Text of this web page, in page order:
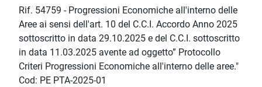
Rif. 54759 - Progressioni Economiche all'interno delle
Aree ai sensi dell'art. 10 del C.C.I. Accordo Anno 2025
sottoscritto in data 29.10.2025 e del C.C.I. sottoscritto
in data 11.03.2025 avente ad oggetto” Protocollo
Criteri Progressioni Economiche all'interno delle aree."
Cod: PE PTA-2025-01